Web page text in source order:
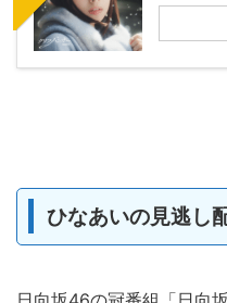
ひなあいの見逃し